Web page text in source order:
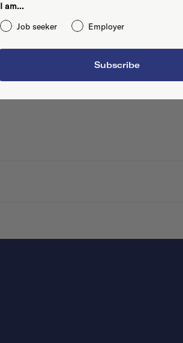
I am...
Job seeker
Employer
Subscribe